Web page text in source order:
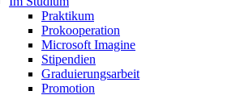
Praktikum
Prokooperation
Microsoft Imagine
Stipendien
Graduierungsarbeit
Promotion